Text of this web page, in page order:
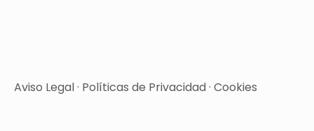
Aviso Legal· Políticas de Privacidad· Cookies